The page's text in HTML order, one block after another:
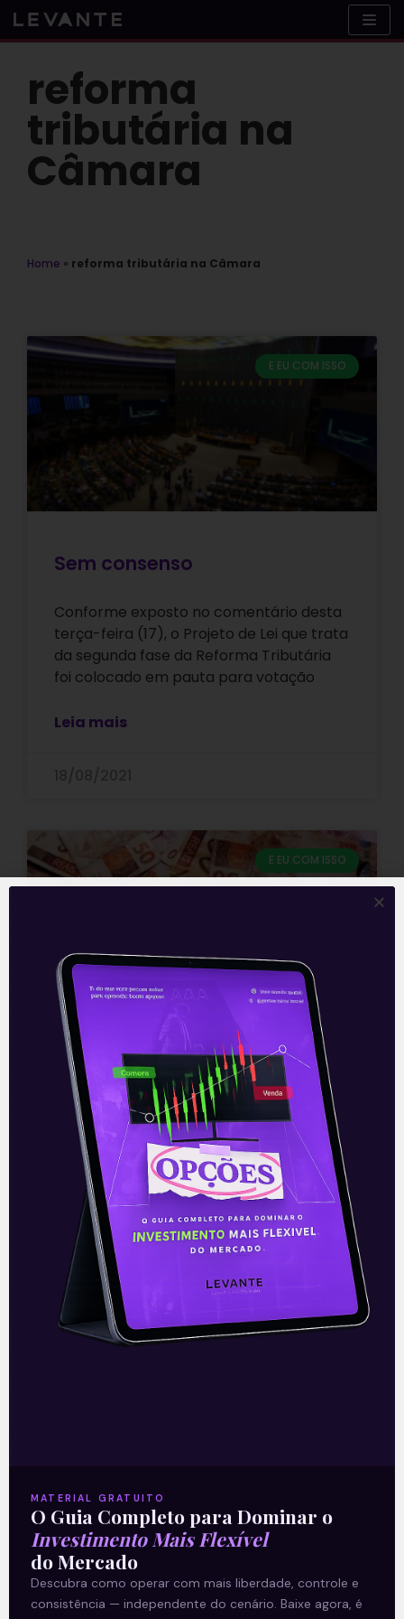
Skip
to
reforma
tributária na
Câmara
Home » reforma tributária na Câmara
E EU COM ISSO
Sem consenso
Conforme exposto no comentário desta
terça-feira (17), o Projeto de Lei que trata
da segunda fase da Reforma Tributária
foi colocado em pauta para votação
Leia mais
E EU COM ISSO
Sem consenso
O presidente da Câmara dos Deputados,
Arthur Lira (PP-AL), tentou colocar em
votação a segunda fase da Reforma
Tributária na sessão plenária desta
quinta (12),
Leia mais
13/08/2021
Segundo parecer
MATERIAL GRATUITO
O Guia Completo para Dominar o
Investimento Mais Flexível
do Mercado
Descubra como operar com mais liberdade, controle e
consistência — independente do cenário. Baixe agora, é